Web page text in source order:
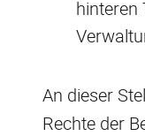
hinteren
An dieser
Rechte der